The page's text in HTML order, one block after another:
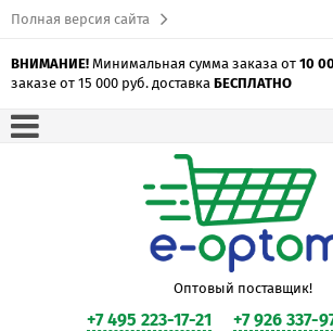
Полная версия сайта
ВНИМАНИЕ! Минимальная сумма заказа от 10
заказе от 15 000 руб. доставка БЕСПЛАТНО
Оптовый поставщик!
+7 495 223-17-21 +7 926 337-